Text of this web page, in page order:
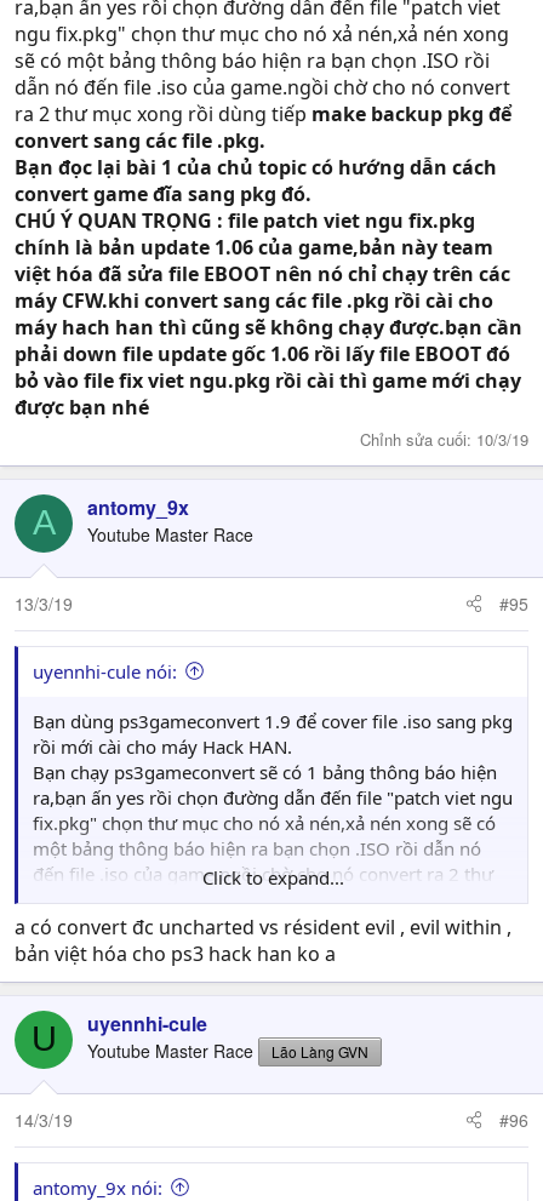
ra,bạn ấn yes rồi chọn đường dẫn đến file "patch viet
ngu fix.pkg" chọn thư mục cho nó xả nén,xả nén xong
sẽ có một bảng thông báo hiện ra bạn chọn .ISO rồi
dẫn nó đến file .iso của game.ngồi chờ cho nó convert
ra 2 thư mục xong rồi dùng tiếp make backup pkg để
convert sang các file .pkg.
Bạn đọc lại bài 1 của chủ topic có hướng dẫn cách
convert game đĩa sang pkg đó.
CHÚ Ý QUAN TRỌNG : file patch viet ngu fix.pkg
chính là bản update 1.06 của game,bản này team
việt hóa đã sửa file EBOOT nên nó chỉ chạy trên các
máy CFW.khi convert sang các file .pkg rồi cài cho
máy hach han thì cũng sẽ không chạy được.bạn cần
phải down file update gốc 1.06 rồi lấy file EBOOT đó
bỏ vào file fix viet ngu.pkg rồi cài thì game mới chạy
được bạn nhé
Chỉnh sửa cuối: 10/3/19
A antomy_9x
Youtube Master Race
13/3/19 #95
uyennhi-cule nói:
Bạn dùng ps3gameconvert 1.9 để cover file .iso sang pkg
rồi mới cài cho máy Hack HAN.
Bạn chạy ps3gameconvert sẽ có 1 bảng thông báo hiện
ra,bạn ấn yes rồi chọn đường dẫn đến file "patch viet ngu
fix.pkg" chọn thư mục cho nó xả nén,xả nén xong sẽ có
một bảng thông báo hiện ra bạn chọn .ISO rồi dẫn nó
đến file .iso của game.ngồi chờ cho nó convert ra 2 thư
mục xong rồi dùng tiếpmake backup pkg để convert
sang các file .pkg.
Bạn đọc lại bài 1 của chủ topic có hướng dẫn cách
chính là bản update 1.06 của game,bản này team
việt hóa đã sửa file EBOOT nên nó chỉ chạy trên các
máy CFW.khi convert sang các file .pkg rồi cài cho
máy hach han thì cũng sẽ không chạy được.bạn cần
phải down file update gốc 1.06 rồi lấy file EBOOT đó
bỏ vào file fix viet ngu.pkg rồi cài thì game mới
chạy được bạn nhé
Click to expand...
a có convert đc uncharted vs résident evil , evil within ,
bản việt hóa cho ps3 hack han ko a
U uyennhi-cule
Youtube Master Race Lão Làng GVN
14/3/19 #96
antomy_9x nói: